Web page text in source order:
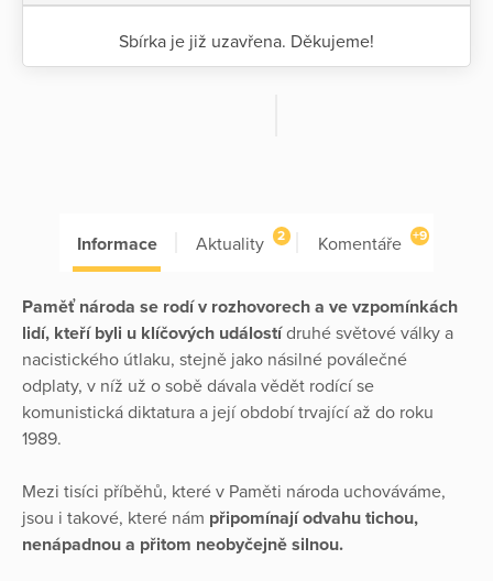
Sbírka je již uzavřena. Děkujeme!
Informace Aktuality 2 Komentáře +9
Paměť národa se rodí v rozhovorech a ve vzpomínkách
lidí, kteří byli u klíčových událostídruhé světové války a
nacistického útlaku, stejně jako násilné poválečné
odplaty, v níž už o sobě dávala vědět rodící se
komunistická diktatura a její období trvající až do roku
1989.
Mezi tisíci příběhů, které v Paměti národa uchováváme,
jsou i takové, které nám připomínají odvahu tichou,
nenápadnou a přitom neobyčejně silnou.